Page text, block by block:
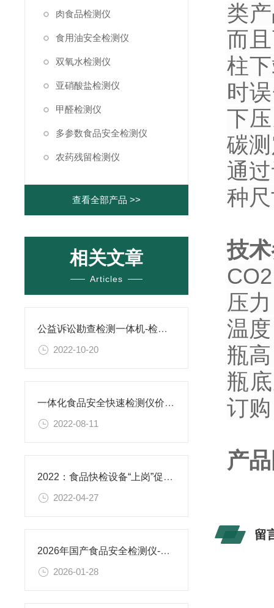
肉食品检测仪
食用油安全检测仪
双氧水检测仪
亚硝酸盐检测仪
甲醛检测仪
多参数食品安全检测仪
农药残留检测仪
查看全部产品 >>
相关文章
Articles
公益诉讼勘查检测一体机-检测数据的有效分析及管理
2022-10-20
一体化食品安全快速检测仪价格多少合理呢？维护食品安全
2022-08-11
2022：食品快检设备“上岗”促进食品安全生产流程
2022-04-27
2026年国产食品安全检测仪-食品快检设备品牌排名发布 恒美智造成行业优选
2026-01-28
类
而
柱
时
下
碳
通
种
技
压
温
瓶
瓶
订
产
留